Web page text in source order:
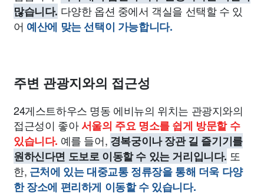
많습니다. 다양한 옵션 중에서 객실을 선택할 수 있
어 예산에 맞는 선택이 가능합니다.
주변 관광지와의 접근성
24게스트하우스 명동 에비뉴의 위치는 관광지와의
접근성이 좋아서울의 주요 명소를 쉽게 방문할 수
있습니다. 예를 들어, 경복궁이나 장관 길 즐기기를
원하신다면 도보로 이동할 수 있는 거리입니다. 또
한, 근처에 있는 대중교통 정류장을 통해 더욱 다양
한 장소에 편리하게 이동할 수 있습니다.